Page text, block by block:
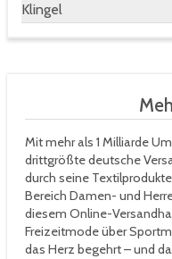
Klingel
Mit mehr als 1 Milliarde
drittgrößte deutsche
durch seine
Bereich Damen- und
diesem Online-
Freizeitmode über
das Herz begehrt – und